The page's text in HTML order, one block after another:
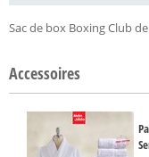
Sac de box Boxing Club
Accessoires